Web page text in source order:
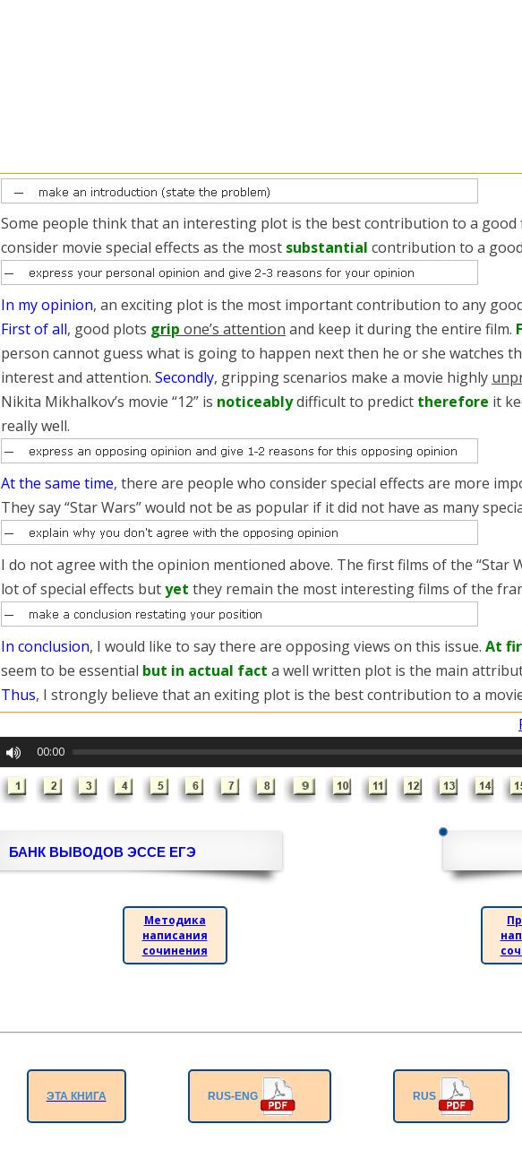
Some people think that an interesting plot is the best contribution to a good
consider movie special effects as the most substantial contribution to a
In my opinion, an exciting plot is the most important contribution to any
First of all, good plots grip one’s attention and keep it during the entire film.
person cannot guess what is going to happen next then he or she watches
interest and attention. Secondly, gripping scenarios make a movie highly
Nikita Mikhalkov’s movie “12” is noticeablydifficult to predict therefore it
really well.
At the same time, there are people who consider special effects are more
They say “Star Wars” would not be as popular if it did not have as many
I do not agree with the opinion mentioned above. The first films of the “Star
lot of special effects butyet they remain the most interesting films of the
In conclusion, I would like to say there are opposing views on this issue. At
seem to be essential but in actual fact a well written plot is the main
Thus, I strongly believe that an exiting plot is the best contribution to a
00:00
БАНК ВЫВОДОВ ЭССЕ ЕГЭ
Методика
написания
сочинения
ЭТА КНИГА RUS-ENG RUS